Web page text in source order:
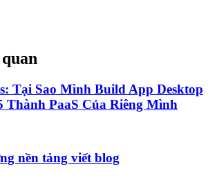
Tại Sao Mình Build App Desktop
Thành PaaS Của Riêng Mình
nền tảng viết blog